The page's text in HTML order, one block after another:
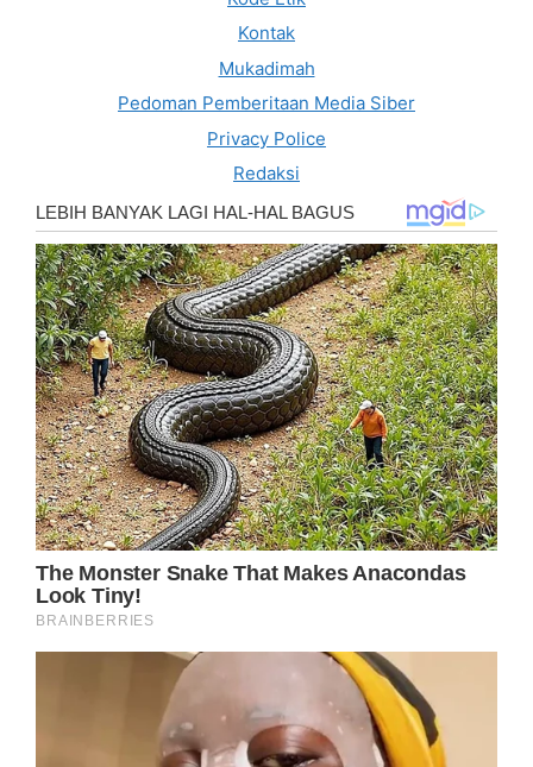
Kontak
Mukadimah
Pedoman Pemberitaan Media Siber
Privacy Police
Redaksi